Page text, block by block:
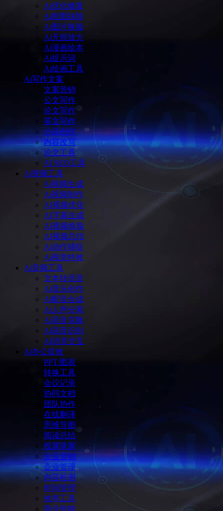
Ai优化修复
Ai抠图抹除
Ai图片换脸
Ai无损放大
Ai漫画绘本
Ai提示词
Ai绘画工具
Ai写作文案
文案营销
公文写作
论文写作
英文写作
小说创作
内容改写
论文工具
AI SEO工具
Ai视频工具
Ai视频生成
Ai视频制作
AI视频优化
AI字幕生成
AI视频换脸
AI视频总结
Ai动作捕捉
Ai视觉特效
Ai音频工具
文本转语音
Ai音乐创作
Ai配音合成
Ai人声分离
Ai语音克隆
Ai语音识别
AI语音交互
Ai办公提效
PPT/图表
转换工具
会议记录
协同文档
团队协作
在线翻译
思维导图
阅读总结
投屏录屏
企业营销
企业管理
内容检测
时间管理
效率工具
商业智能